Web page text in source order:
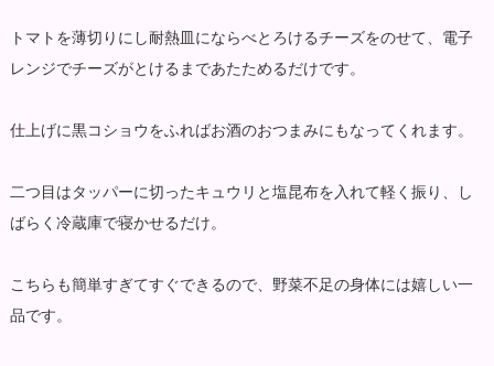
トマトを薄切りにし耐熱皿にならべとろけるチーズをのせて、電子
レンジでチーズがとけるまであたためるだけです。
仕上げに黒コショウをふればお酒のおつまみにもなってくれます。
二つ目はタッパーに切ったキュウリと塩昆布を入れて軽く振り、し
ばらく冷蔵庫で寝かせるだけ。
こちらも簡単すぎてすぐできるので、野菜不足の身体には嬉しい一
品です。